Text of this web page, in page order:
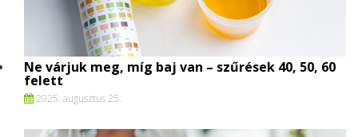
Ne várjuk meg, míg baj van – szűrések 40, 50, 60
felett
2025. augusztus 25.